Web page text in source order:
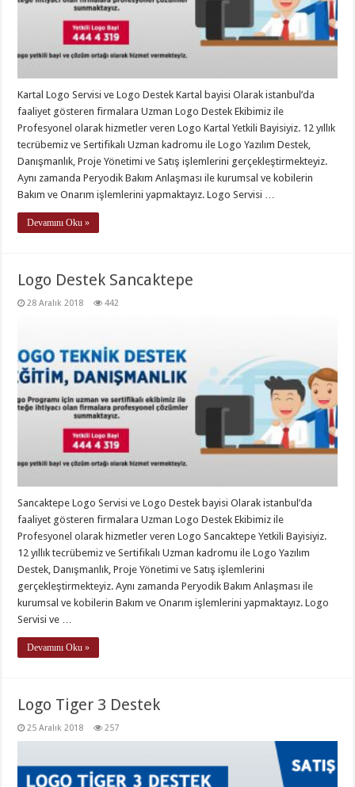
Kartal Logo Servisi ve Logo Destek Kartal bayisi Olarak istanbul’da
faaliyet gösteren firmalara Uzman Logo Destek Ekibimiz ile
Profesyonel olarak hizmetler veren Logo Kartal Yetkili Bayisiyiz. 12 yıllık
tecrübemiz ve Sertifikalı Uzman kadromu ile Logo Yazılım Destek,
Danışmanlık, Proje Yönetimi ve Satış işlemlerini gerçekleştirmekteyiz.
Aynı zamanda Peryodik Bakım Anlaşması ile kurumsal ve kobilerin
Bakım ve Onarım işlemlerini yapmaktayız. Logo Servisi …
Devamını Oku »
Logo Destek Sancaktepe
28 Aralık 2018 442
Sancaktepe Logo Servisi ve Logo Destek bayisi Olarak istanbul’da
faaliyet gösteren firmalara Uzman Logo Destek Ekibimiz ile
Profesyonel olarak hizmetler veren Logo Sancaktepe Yetkili Bayisiyiz.
12 yıllık tecrübemiz ve Sertifikalı Uzman kadromu ile Logo Yazılım
Destek, Danışmanlık, Proje Yönetimi ve Satış işlemlerini
gerçekleştirmekteyiz. Aynı zamanda Peryodik Bakım Anlaşması ile
kurumsal ve kobilerin Bakım ve Onarım işlemlerini yapmaktayız. Logo
Servisi ve …
Devamını Oku »
Logo Tiger 3 Destek
25 Aralık 2018 257